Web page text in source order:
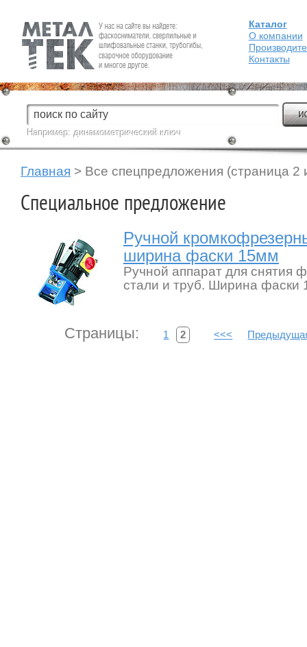
Fein — Профессиональный электроинструмент для обработки
металла.
Каталог
О компании
Контакты
Например:динамометрический ключ
Главная > Все спецпредложения (страница 2
Специальное предложение
Ручной
ширина фаски 15мм
Ручной аппарат для снятия
стали и труб. Ширина фаски
Страницы: 1 2 <<<